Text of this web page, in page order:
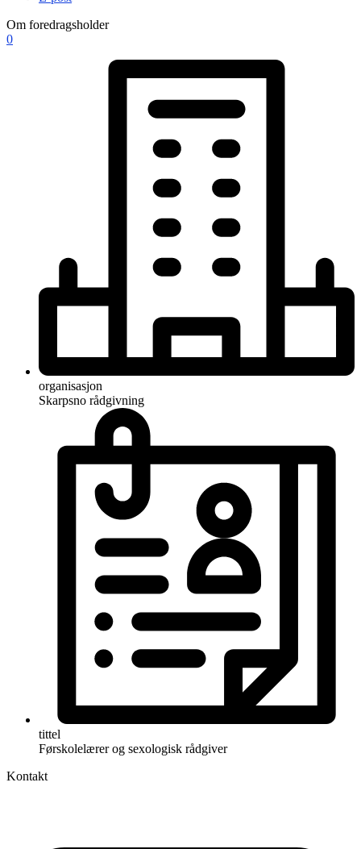
Om foredragsholder
0
organisasjon
Skarpsno rådgivning
tittel
Førskolelærer og sexologisk rådgiver
Kontakt